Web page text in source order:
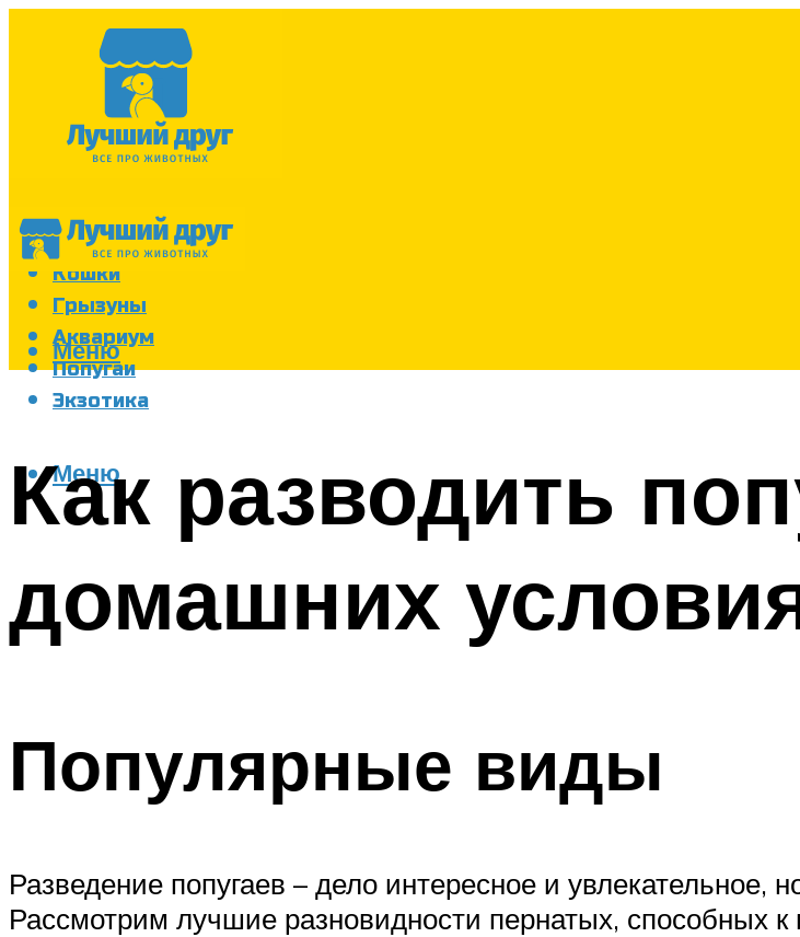
Собаки
Кошки
Грызуны
Аквариум
Попугаи
Экзотика
Меню
Меню
Как разводить
домашних
Популярные виды
Разведение попугаев – дело интересное и увлекательное,
Рассмотрим лучшие разновидности пернатых, способных